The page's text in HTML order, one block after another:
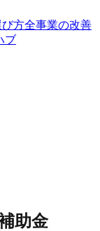
方全事業の改善
ブ
助金